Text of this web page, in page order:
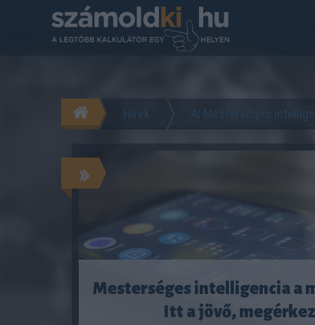
Hírek AI Mesterséges
»
Mesterséges intelligencia a
Itt a jövő,